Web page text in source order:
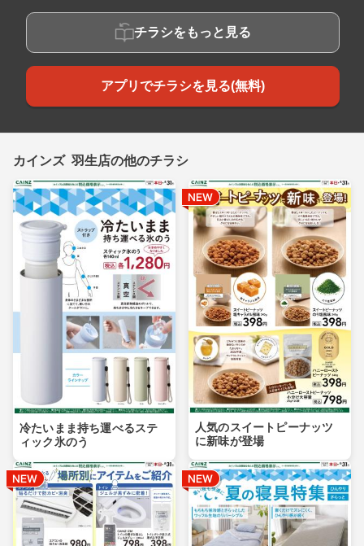
チラシをもっと見る
アプリでチラシを見る(無料)
カインズ 羽生店の他のチラシ
冷たいまま持ち運べるステ
ィック氷のう
人気のスイートピーナッツ
に新味が登場